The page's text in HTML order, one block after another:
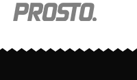
metalowym wykończeniem -
ściągacze rękawów posiadają
karku chroniąca przed otarciami -